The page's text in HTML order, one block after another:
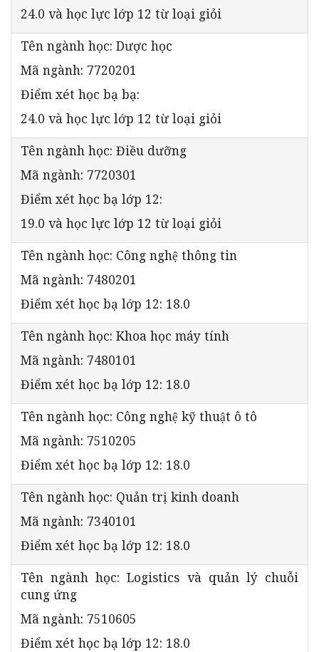
24.0 và học lực lớp 12 từ loại giỏi
Tên ngành học: Dược học
Mã ngành: 7720201
Điểm xét học bạ bạ:
24.0 và học lực lớp 12 từ loại giỏi
Tên ngành học: Điều dưỡng
Mã ngành: 7720301
Điểm xét học bạ lớp 12:
19.0 và học lực lớp 12 từ loại giỏi
Tên ngành học: Công nghệ thông tin
Mã ngành: 7480201
Điểm xét học bạ lớp 12: 18.0
Tên ngành học: Khoa học máy tính
Mã ngành: 7480101
Điểm xét học bạ lớp 12: 18.0
Tên ngành học: Công nghệ kỹ thuật ô tô
Mã ngành: 7510205
Điểm xét học bạ lớp 12: 18.0
Tên ngành học: Quản trị kinh doanh
Mã ngành: 7340101
Điểm xét học bạ lớp 12: 18.0
Tên ngành học: Logistics và quản lý chuỗi
cung ứng
Mã ngành: 7510605
Điểm xét học bạ lớp 12: 18.0